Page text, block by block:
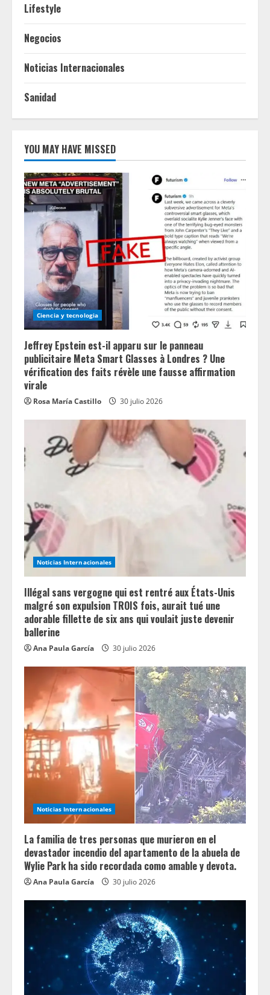
Lifestyle
Negocios
Noticias Internacionales
Sanidad
YOU MAY HAVE MISSED
Ciencia y tecnologia
Jeffrey Epstein est-il apparu sur le panneau
publicitaire Meta Smart Glasses à Londres ? Une
vérification des faits révèle une fausse affirmation
virale
Rosa María Castillo 30 julio 2026
Noticias Internacionales
Illégal sans vergogne qui est rentré aux États-Unis
malgré son expulsion TROIS fois, aurait tué une
adorable fillette de six ans qui voulait juste devenir
ballerine
Ana Paula García 30 julio 2026
Noticias Internacionales
La familia de tres personas que murieron en el
devastador incendio del apartamento de la abuela de
Wylie Park ha sido recordada como amable y devota.
Ana Paula García 30 julio 2026